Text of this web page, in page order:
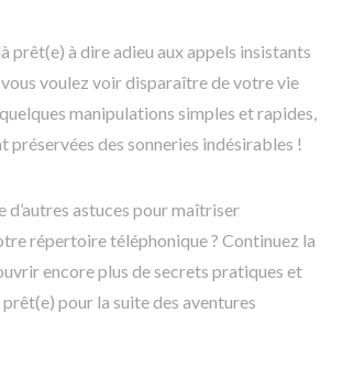
prêt(e) à dire adieu aux appels insistants
voulez voir disparaître de votre vie
manipulations simples et rapides,
préservées des sonneries indésirables !
d’autres astuces pour maîtriser
répertoire téléphonique ? Continuez la
encore plus de secrets pratiques et
pour la suite des aventures